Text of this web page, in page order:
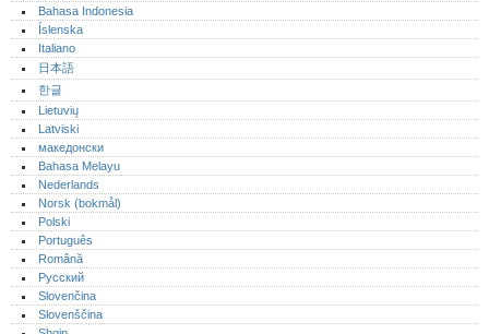
Bahasa Indonesia
Íslenska
Italiano
日本語
한글
Lietuvių
Latviski
македонски
Bahasa Melayu
Nederlands
Norsk (bokmål)‎
Polski
Português‎
Română
Русский
Slovenčina
Slovenščina